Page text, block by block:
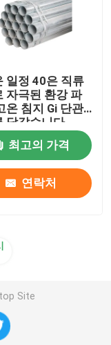
일정 40은 직류
자극된 환강 파
온 침지 Gi 단관
담갔습니다
최고의 가격
연락처
Site